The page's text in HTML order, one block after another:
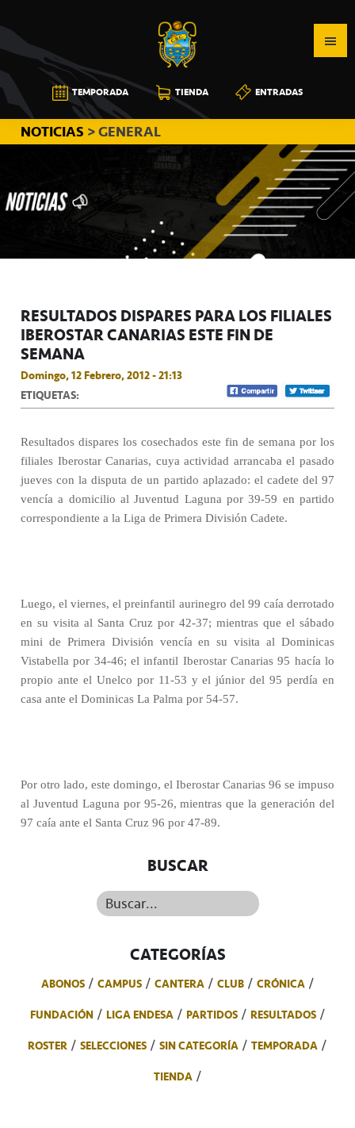
a
la
navegación
principal
al
contenido
principal
a
la
barra
lateral
principal
CB
CANARIAS
TEMPORADA TIENDA ENTRADAS
NOTICIAS > GENERAL
RESULTADOS DISPARES PARA LOS FILIALES
IBEROSTAR CANARIAS ESTE FIN DE
SEMANA
Domingo, 12 Febrero, 2012 - 21:13
ETIQUETAS:
Resultados dispares los cosechados este fin de semana por los
filiales Iberostar Canarias, cuya actividad arrancaba el pasado
jueves con la disputa de un partido aplazado: el cadete del 97
vencía a domicilio al Juventud Laguna por 39-59 en partido
correspondiente a la Liga de Primera División Cadete.
Luego, el viernes, el preinfantil aurinegro del 99 caía derrotado
en su visita al Santa Cruz por 42-37; mientras que el sábado
mini de Primera División vencía en su visita al Dominicas
Vistabella por 34-46; el infantil Iberostar Canarias 95 hacía lo
propio ante el Unelco por 11-53 y el júnior del 95 perdía en
casa ante el Dominicas La Palma por 54-57.
Por otro lado, este domingo, el Iberostar Canarias 96 se impuso
al Juventud Laguna por 95-26, mientras que la generación del
97 caía ante el Santa Cruz 96 por 47-89.
BUSCAR
Buscar...
CATEGORÍAS
ABONOS CAMPUS CANTERA CLUB
CRÓNICA
FUNDACIÓN
LIGA ENDESA PARTIDOS
RESULTADOS
ROSTER
SELECCIONES SIN CATEGORÍA
TEMPORADA
TIENDA